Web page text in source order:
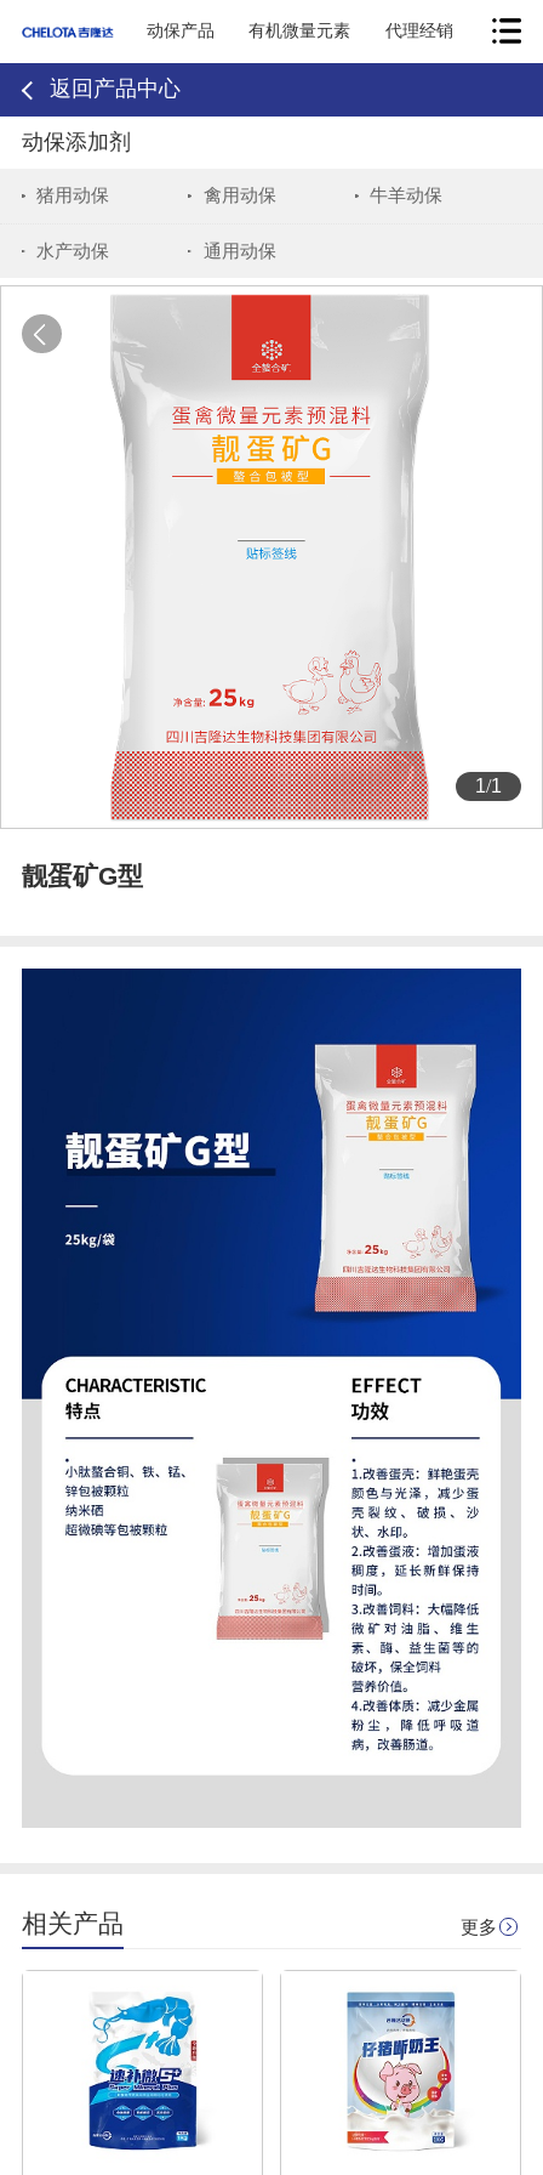
动保产品 有机微量元素 代理经销
返回产品中心
动保添加剂
猪用动保 禽用动保 牛羊动保
水产动保 通用动保
1/1
靓蛋矿G型
相关产品 更多